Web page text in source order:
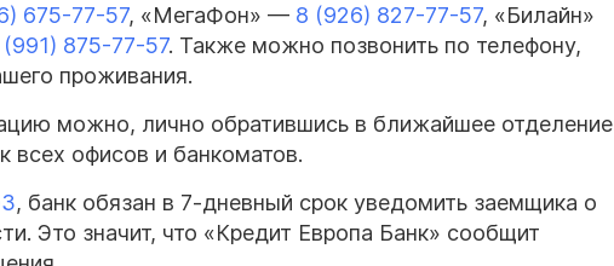
675-77-57, «МегаФон» — 8 (926) 827-77-57, «Билайн»
(991) 875-77-57. Также можно позвонить по телефону,
проживания.
можно, лично обратившись в ближайшее отделение
всех офисов и банкоматов.
, банк обязан в 7-дневный срок уведомить заемщика о
Это значит, что «Кредит Европа Банк» сообщит